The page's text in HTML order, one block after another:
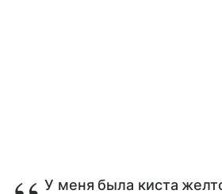
У меня была киста